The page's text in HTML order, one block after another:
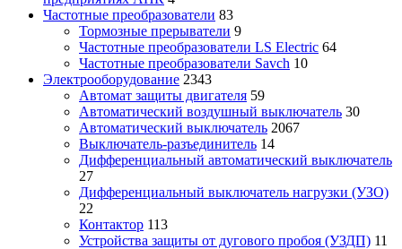
Частотные преобразователи 83
Тормозные прерыватели 9
Частотные преобразователи LS Electric 64
Частотные преобразователи Savch 10
Электрооборудование 2343
Автомат защиты двигателя 59
Автоматический воздушный выключатель 30
Автоматический выключатель 2067
Выключатель-разъединитель 14
Дифференциальный автоматический выключатель
27
Дифференциальный выключатель нагрузки (УЗО)
22
Контактор 113
Устройства защиты от дугового пробоя (УЗДП) 11